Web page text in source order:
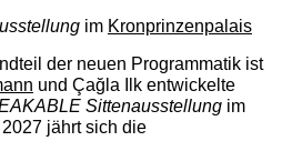
im Kronprinzenpalais
der neuen Programmatik ist
und Çağla Ilk entwickelte
Sittenausstellungim
jährt sich die